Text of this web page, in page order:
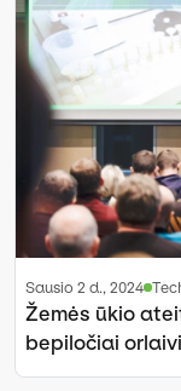
sausio 2 d., 2024
Žemės ūkio
bepiločiai